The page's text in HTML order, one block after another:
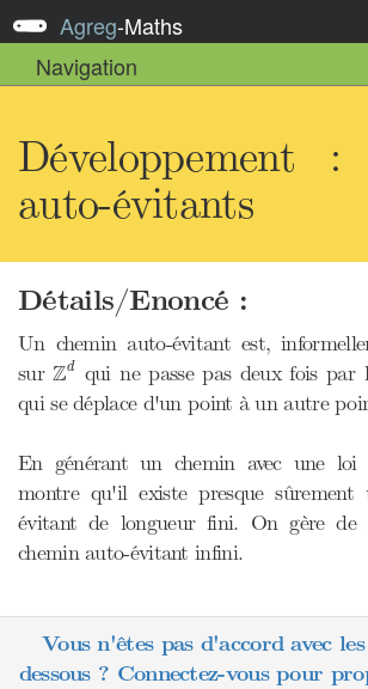
Agreg-Maths
Navigation
Développement :
auto-évitants
Détails/Enoncé :
Un chemin auto-évitant est,
surZd
Zd qui ne passe pas deux fois
qui se déplace d'un point à un autre
En générant un chemin avec une
montre qu'il existe presque
évitant de longueur fini. On gère
chemin auto-évitant infini.
Vous n'êtes pas d'accord avec
dessous ? Connectez-vous pour